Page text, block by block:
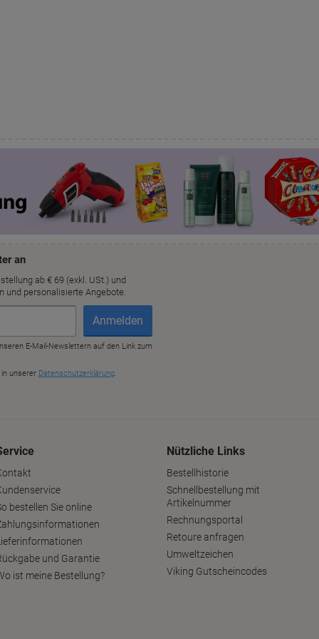
bestellen Sie online
und Garantie
ist meine Bestellung?
Nützliche Links
Bestellhistorie
Schnellbestellung mit
Artikelnummer
Rechnungsportal
Retoure anfragen
Umweltzeichen
Viking Gutscheincodes